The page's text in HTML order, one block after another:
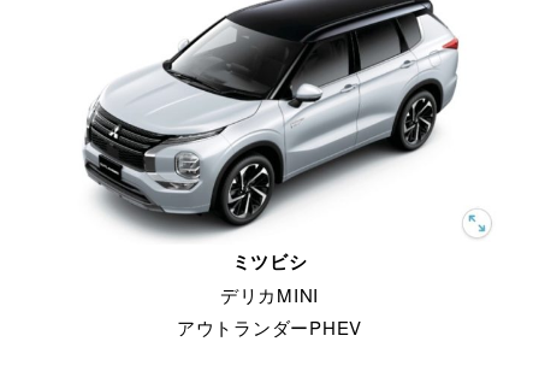
ミツビシ
デリカMINI
アウトランダーPHEV